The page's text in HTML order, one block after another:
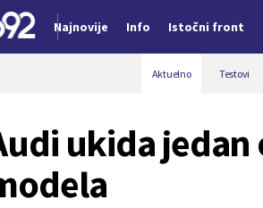
Najnovije Info Istočni front
Aktuelno Testovi
ukida